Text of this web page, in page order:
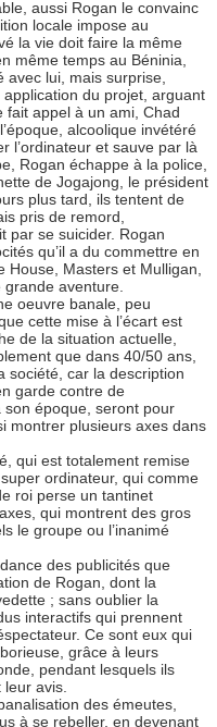
aussi Rogan le convainc
locale impose au
la vie doit faire la même
même temps au Béninia,
avec lui, mais surprise,
du projet, arguant
fait appel à un ami, Chad
alcoolique invétéré
l’ordinateur et sauve par là
Rogan échappe à la police,
de Jogajong, le président
plus tard, ils tentent de
pris de remord,
par se suicider. Rogan
qu’il a du commettre en
House, Masters et Mulligan,
grande aventure.
oeuvre banale, peu
cette mise à l’écart est
de la situation actuelle,
que dans 40/50 ans,
société, car la description
garde contre de
époque, seront pour
montrer plusieurs axes dans
qui est totalement remise
ordinateur, qui comme
roi perse un tantinet
qui montrent des gros
le groupe ou l’inanimé
des publicités que
de Rogan, dont la
; sans oublier la
interactifs qui prennent
Ce sont eux qui
grâce à leurs
pendant lesquels ils
leur avis.
des émeutes,
à se rebeller, en devenant